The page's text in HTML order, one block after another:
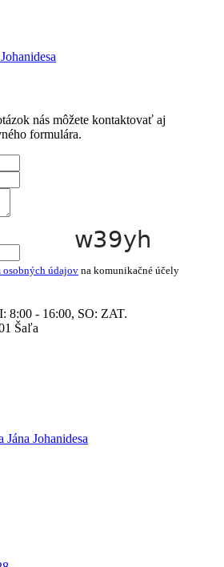
nás môžete kontaktovať aj
formulára.
osobných údajov na komunikačné účely
8:00 - 16:00, SO: ZAT.
Šaľa